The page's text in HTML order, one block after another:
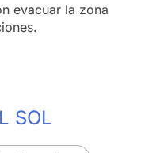
evacuar la zona
SOL